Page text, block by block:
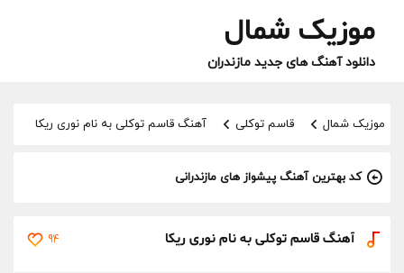
موزیک شمال
دانلود آهنگ های جدید مازندران
موزیک شمال قاسم توکلی آهنگ قاسم توکلی به نام نوری ریکا
کد بهترین آهنگ پیشواز های مازندرانی
آهنگ قاسم توکلی به نام نوری ریکا 94